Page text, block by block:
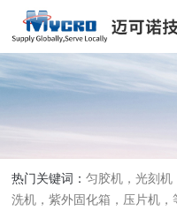
热门关键词：匀胶机，光刻机
洗机，紫外固化箱，压片机